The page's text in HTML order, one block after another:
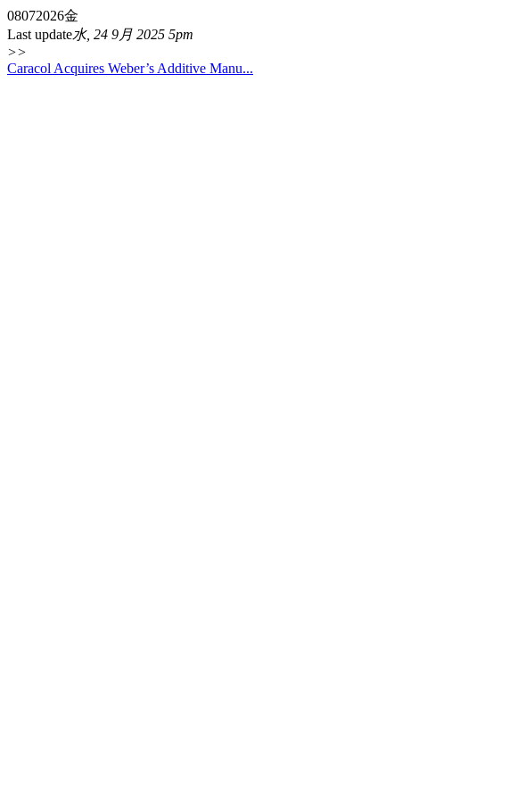
08072026金
Last update水, 24 9月 2025 5pm
>>
Caracol Acquires Weber’s Additive Manu...